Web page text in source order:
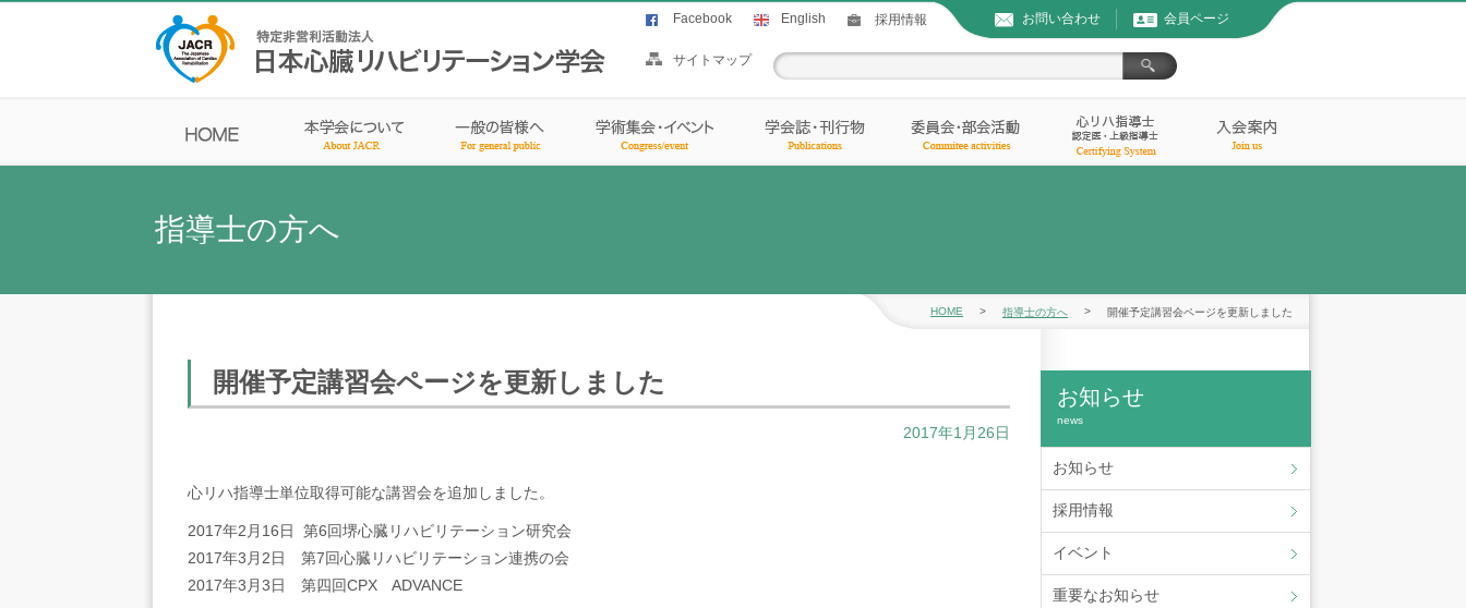
Facebook English 採用情報 お問い合わせ 会員ページ
サイトマップ
指導士の方へ
HOME > 指導士の方へ > 開催予定講習会ページを更新しました
開催予定講習会ページを更新しました
2017年1月26日
心リハ指導士単位取得可能な講習会を追加しました。
2017年2月16日 第6回堺心臓リハビリテーション研究会
2017年3月2日 第7回心臓リハビリテーション連携の会
2017年3月3日 第四回CPX ADVANCE
お知らせ
news
お知らせ
採用情報
イベント
重要なお知らせ